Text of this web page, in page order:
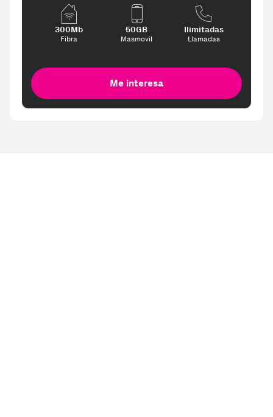
300Mb
Fibra
50GB
Masmovil
Ilimitadas
Llamadas
Me interesa